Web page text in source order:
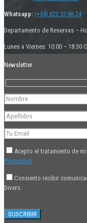
Whatsapp: (+34) 622 51 86 24
Departamento de Reservas –
Lunes a Viernes: 10:00 – 18:30
Newsletter
Acepto el tratamiento de
Privacidad .
Consiento recibir
Divers.